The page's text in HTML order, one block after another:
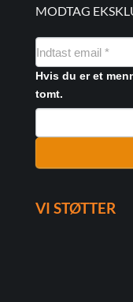
MODTAG
NYHEDSMAIL
FORMULAR
Hvis du er et
tomt.
VI STØTTER